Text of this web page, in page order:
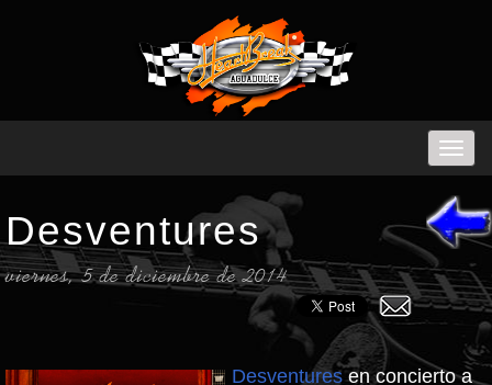
Desventures
viernes, 5 de diciembre de 2014
Desventuresen concierto a